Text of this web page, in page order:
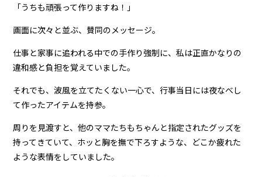
「うちも頑張って作りますね！」
画面に次々と並ぶ、賛同のメッセージ。
仕事と家事に追われる中での手作り強制に、私は正直かなりの
違和感と負担を覚えていました。
それでも、波風を立てたくない一心で、行事当日には夜なべし
て作ったアイテムを持参。
周りを見渡すと、他のママたちもちゃんと指定されたグッズを
持ってきていて、ホッと胸を撫で下ろすような、どこか疲れた
ような表情をしていました。